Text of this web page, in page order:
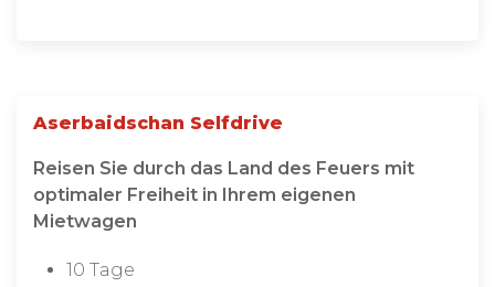
Aserbaidschan Selfdrive
Reisen Sie durch das Land des Feuers mit
optimaler Freiheit in Ihrem eigenen
Mietwagen
10 Tage